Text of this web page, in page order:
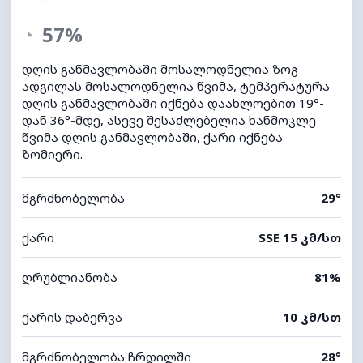
◔ 57%
დღის განმავლობაში მოსალოდნელია ზოგ
ადგილას მოსალოდნელია წვიმა, ტემპერატურა
დღის განმავლობაში იქნება დაახლოებით 19°-
დან 36°-მდე, ასევე შესაძლებელია ხანმოკლე
წვიმა დღის განმავლობაში, ქარი იქნება
ზომიერი.
მგრძნობელობა 29°
ქარი SSE 15 კმ/სთ
ღრუბლიანობა 81%
ქარის დაბერვა 10 კმ/სთ
მგრძნობელობა ჩრდილში 28°